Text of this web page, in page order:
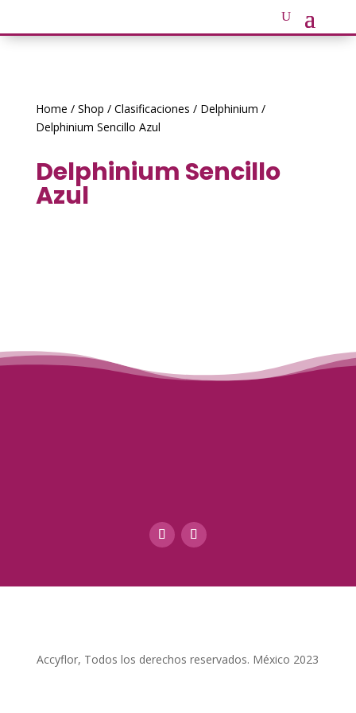
Home / Shop / Clasificaciones / Delphinium /
Delphinium Sencillo Azul
Delphinium Sencillo
Azul
Accyflor, Todos los derechos reservados. México 2023